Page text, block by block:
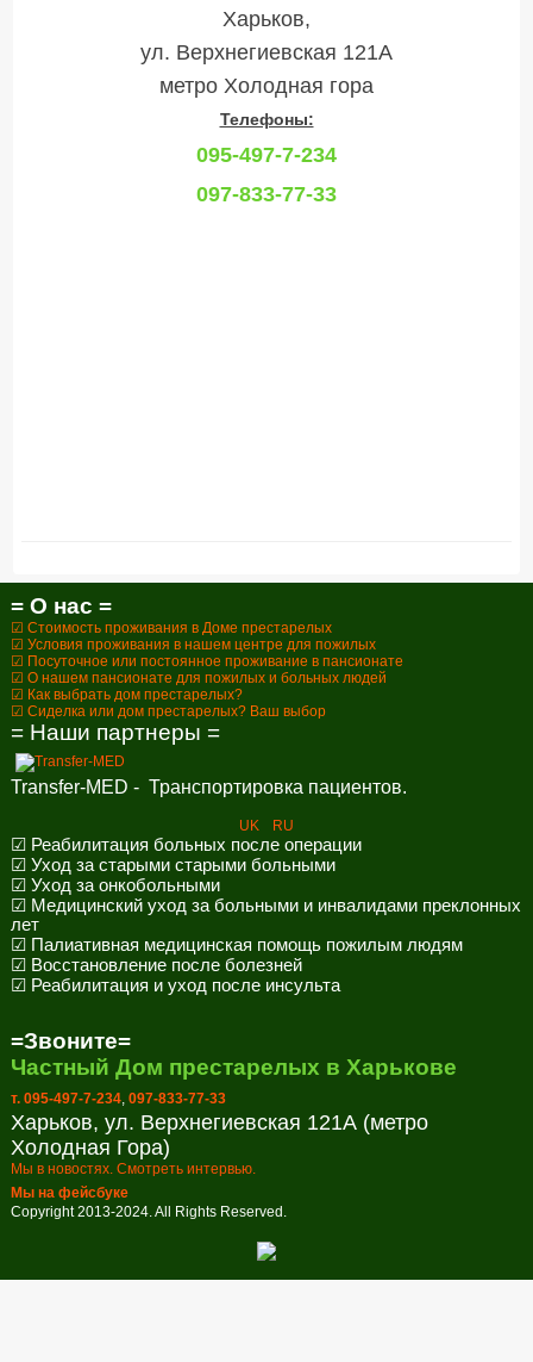
Харьков,
ул. Верхнегиевская 121А
метро Холодная гора
Телефоны:
095-497-7-234
097-833-77-33
= О нас =
☑ Стоимость проживания в Доме престарелых
☑ Условия проживания в нашем центре для пожилых
☑ Посуточное или постоянное проживание в пансионате
☑ О нашем пансионате для пожилых и больных людей
☑ Как выбрать дом престарелых?
☑ Сиделка или дом престарелых? Ваш выбор
= Наши партнеры =
Transfer-MED - Транспортировка пациентов.
UK RU
☑ Реабилитация больных после операции
☑ Уход за старыми старыми больными
☑ Уход за онкобольными
☑ Медицинский уход за больными и инвалидами преклонных
лет
☑ Палиативная медицинская помощь пожилым людям
☑ Восстановление после болезней
☑ Реабилитация и уход после инсульта
=Звоните=
Частный Дом престарелых в Харькове
т. 095-497-7-234, 097-833-77-33
Харьков, ул. Верхнегиевская 121А (метро
Холодная Гора)
Мы в новостях. Смотреть интервью.
Мы на фейсбуке
Copyright 2013-2024. All Rights Reserved.